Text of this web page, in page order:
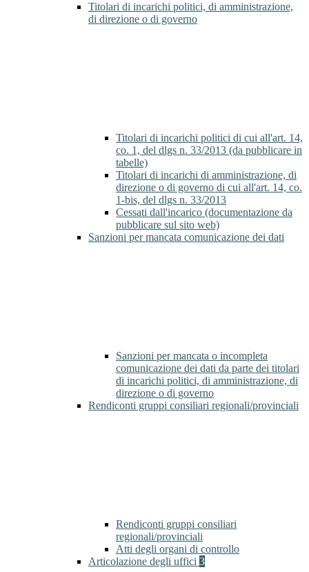
Titolari di incarichi politici, di amministrazione,
di direzione o di governo
Titolari di incarichi politici di cui all'art. 14,
co. 1, del dlgs n. 33/2013 (da pubblicare in
tabelle)
Titolari di incarichi di amministrazione, di
direzione o di governo di cui all'art. 14, co.
1-bis, del dlgs n. 33/2013
Cessati dall'incarico (documentazione da
pubblicare sul sito web)
Sanzioni per mancata comunicazione dei dati
Sanzioni per mancata o incompleta
comunicazione dei dati da parte dei titolari
di incarichi politici, di amministrazione, di
direzione o di governo
Rendiconti gruppi consiliari regionali/provinciali
Rendiconti gruppi consiliari
regionali/provinciali
Atti degli organi di controllo
Articolazione degli uffici 3